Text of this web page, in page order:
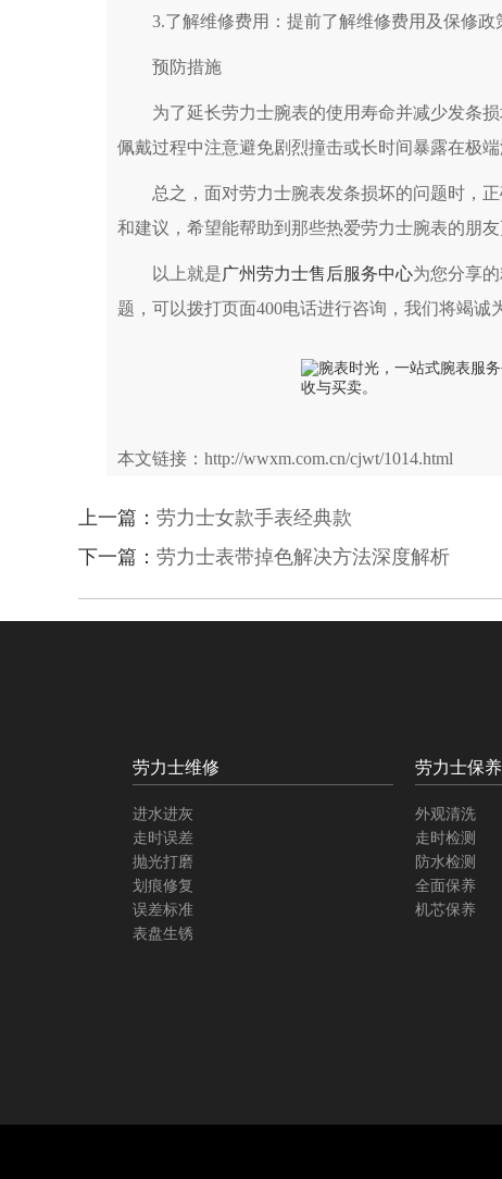
3.了解维修费用：提前了解维修费用及保修政
预防措施
为了延长劳力士腕表的使用寿命并减少发条损
佩戴过程中注意避免剧烈撞击或长时间暴露在极端
总之，面对劳力士腕表发条损坏的问题时，正
和建议，希望能帮助到那些热爱劳力士腕表的朋友
以上就是广州劳力士售后服务中心为您分享
题，可以拨打页面400电话进行咨询，我们将竭诚
本文链接：http://wwxm.com.cn/cjwt/1014.html
上一篇： 劳力士女款手表经典款
下一篇： 劳力士表带掉色解决方法深度解析
劳力士维修
进水进灰
走时误差
抛光打磨
划痕修复
误差标准
表盘生锈
劳力士保养
外观清洗
走时检测
防水检测
全面保养
机芯保养